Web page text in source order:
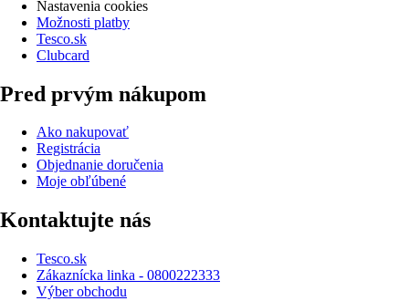
Nastavenia cookies
Možnosti platby
Tesco.sk
Clubcard
Pred prvým nákupom
Ako nakupovať
Registrácia
Objednanie doručenia
Moje obľúbené
Kontaktujte nás
Tesco.sk
Zákaznícka linka - 0800222333
Výber obchodu